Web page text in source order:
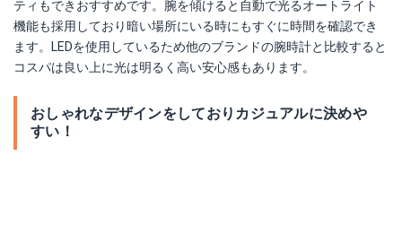
ティもできおすすめです。腕を傾けると自動で光るオートライト
機能も採用しており暗い場所にいる時にもすぐに時間を確認でき
ます。LEDを使用しているため他のブランドの腕時計と比較すると
コスパは良い上に光は明るく高い安心感もあります。
おしゃれなデザインをしておりカジュアルに決めや
すい！